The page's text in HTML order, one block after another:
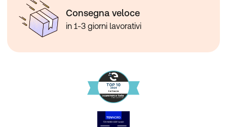
Consegna veloce
in 1-3 giorni lavorativi